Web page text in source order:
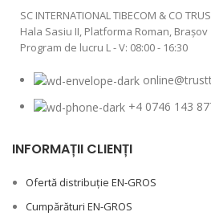
SC INTERNATIONAL TIBECOM & CO
Hala Sasiu II, Platforma Roman, Braşov
Program de lucru L - V: 08:00 - 16:30
+4 0746 143
INFORMAȚII CLIENȚI
Ofertă distribuție EN-GROS
Cumpărături EN-GROS